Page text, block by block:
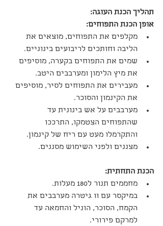
תהליך הכנת העוגה:
אופן הכנת התפוחים:
מקלפים את התפוחים, מוצאים את
הליבה וחותכים לריבועים בינוניים.
שמים את התפוחים בקערה, מוסיפים
את מיץ הלימון ומערבבים היטב.
מעבירים את התפוחים לסיר, מוסיפים
את הקינמון והסוכר.
מערבבים על אש בינונית עד
שהתפוחים הצטמקו, התרככו
והתקרמלו מעט עם ריח של קינמון.
מצננים ולפני השימוש מסננים.
הכנת התחתית:
מחממים תנור ל180 מעלות.
במיקסר עם וו גיטרה מערבבים את
הקמח, הסוכר, הוניל והחמאה עד
למרקם פירורי.